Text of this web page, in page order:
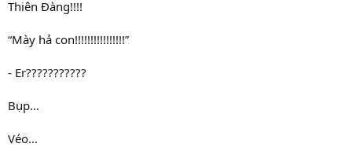
Thiên Đàng!!!!
“Mày hả con!!!!!!!!!!!!!!!!”
- Er???????????
Bụp…
Véo…